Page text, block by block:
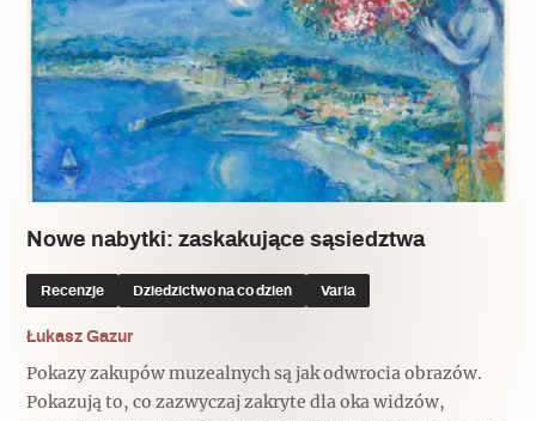
Varia
Popularne
Memento dla modernizmu
Zabytek niejedno ma imię
Popularne
Niewykonalne? Nie dla Wawelu
Nowe nabytki: zaskakujące sąsiedztwa
Recenzje Dziedzictwo na co dzień Varia
Łukasz Gazur
Pokazy zakupów muzealnych są jak odwrocia obrazów.
Pokazują to, co zazwyczaj zakryte dla oka widzów,